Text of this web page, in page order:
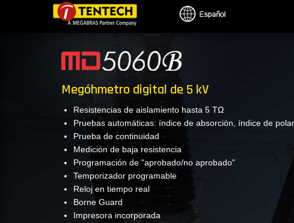
Megóhmetro digital de 5 kV
Resistencias de aislamiento hasta 5 TΩ
Pruebas automáticas: índice de absorción, índice de
Prueba de continuidad
Medición de baja resistencia
Programación de "aprobado/no aprobado"
Temporizador programable
Reloj en tiempo real
Borne Guard
Impresora incorporada